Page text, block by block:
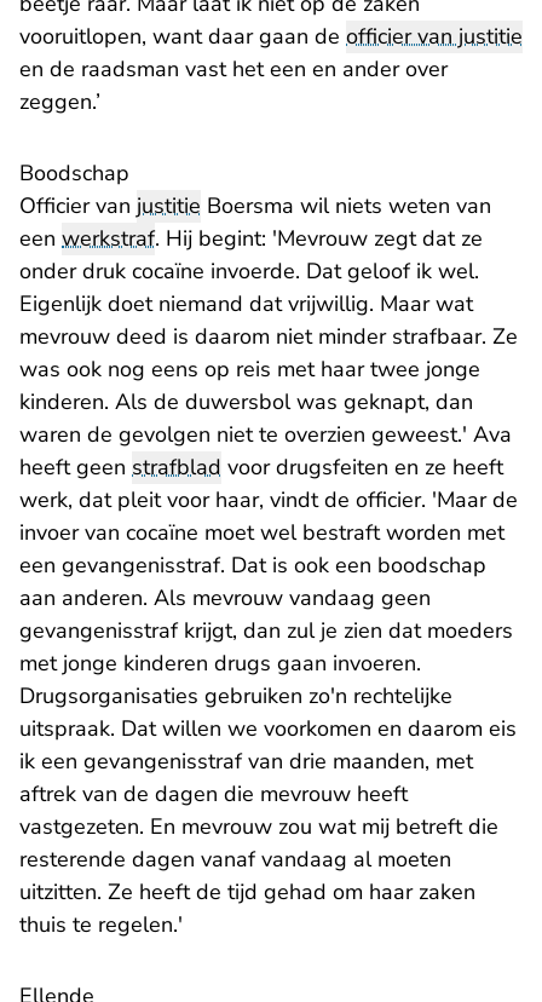
vooruitlopen, want daar gaan de officier van justitie
en de raadsman vast het een en ander over
zeggen.’
Boodschap
Officier van justitie Boersma wil niets weten van
een werkstraf. Hij begint: 'Mevrouw zegt dat ze
onder druk cocaïne invoerde. Dat geloof ik wel.
Eigenlijk doet niemand dat vrijwillig. Maar wat
mevrouw deed is daarom niet minder strafbaar. Ze
was ook nog eens op reis met haar twee jonge
kinderen. Als de duwersbol was geknapt, dan
waren de gevolgen niet te overzien geweest.' Ava
heeft geen strafblad voor drugsfeiten en ze heeft
werk, dat pleit voor haar, vindt de officier. 'Maar de
invoer van cocaïne moet wel bestraft worden met
een gevangenisstraf. Dat is ook een boodschap
aan anderen. Als mevrouw vandaag geen
gevangenisstraf krijgt, dan zul je zien dat moeders
met jonge kinderen drugs gaan invoeren.
Drugsorganisaties gebruiken zo'n rechtelijke
uitspraak. Dat willen we voorkomen en daarom eis
ik een gevangenisstraf van drie maanden, met
aftrek van de dagen die mevrouw heeft
vastgezeten. En mevrouw zou wat mij betreft die
resterende dagen vanaf vandaag al moeten
uitzitten. Ze heeft de tijd gehad om haar zaken
thuis te regelen.'
Ellende